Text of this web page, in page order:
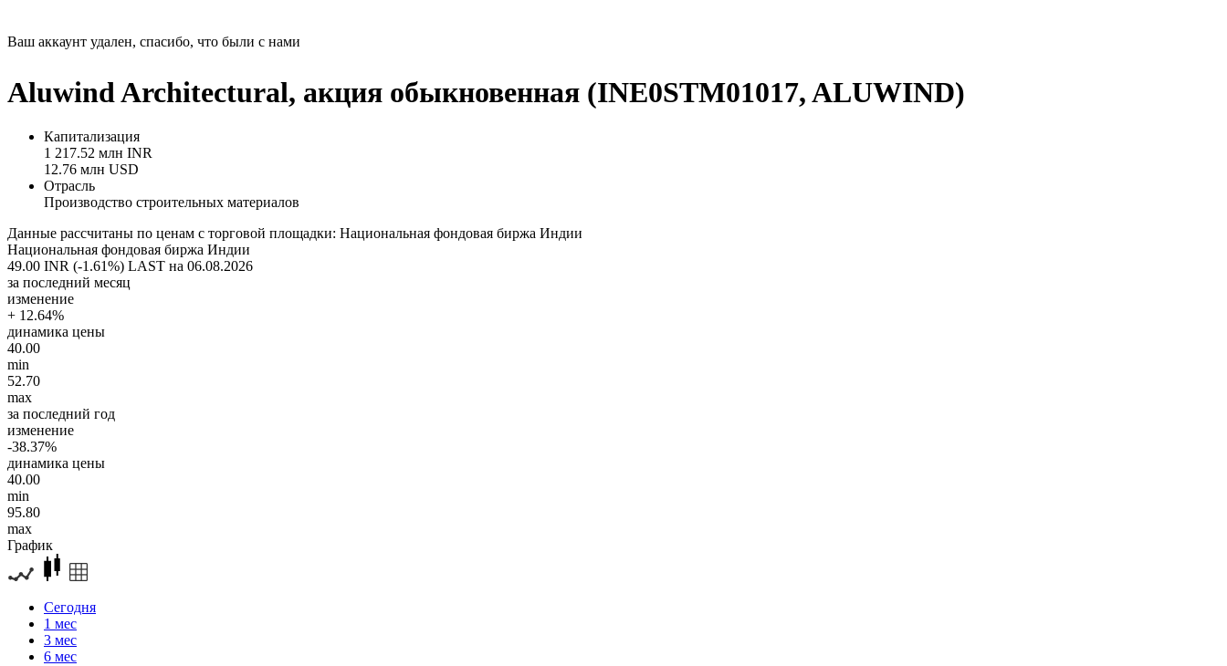
Ваш аккаунт удален, спасибо, что были с нами
Aluwind Architectural, акция обыкновенная (INE0STM01017, ALUWIND)
Капитализация
1 217.52 млн INR
12.76 млн USD
Отрасль
Производство строительных материалов
Данные рассчитаны по ценам с торговой площадки: Национальная фондовая биржа Индии
Национальная фондовая биржа Индии
49.00 INR (-1.61%) LAST на 06.08.2026
за последний месяц
изменение
+ 12.64%
динамика цены
40.00
min
52.70
max
за последний год
изменение
-38.37%
динамика цены
40.00
min
95.80
max
График
Сегодня
1 мес
3 мес
6 мес